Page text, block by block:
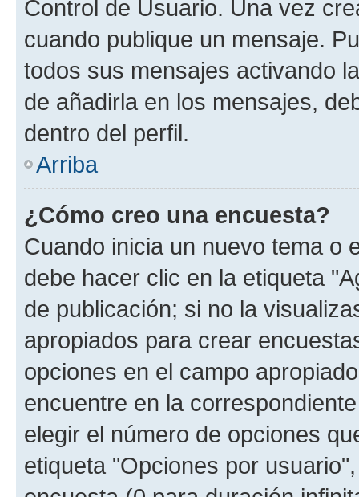
Control de Usuario. Una vez
cuando publique un mensaje.
todos sus mensajes activando
de añadirla en los mensajes,
dentro del perfil.
Arriba
¿Cómo creo una encuesta?
Cuando inicia un nuevo tema o
debe hacer clic en la etiqueta
de publicación; si no la
apropiados para crear
opciones en el campo
encuentre en la
elegir el número de opciones
etiqueta "Opciones por